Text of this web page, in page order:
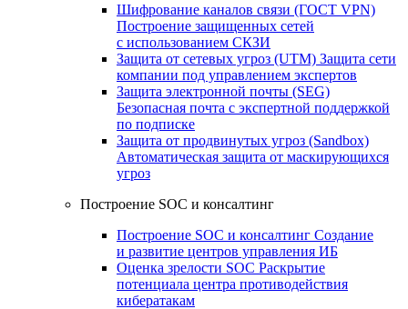
Шифрование каналов связи (ГОСТ VPN)
Построение защищенных сетей
с использованием СКЗИ
Защита от сетевых угроз (UTM) Защита сети
компании под управлением экспертов
Защита электронной почты (SEG)
Безопасная почта с экспертной поддержкой
по подписке
Защита от продвинутых угроз (Sandbox)
Автоматическая защита от маскирующихся
угроз
Построение SOC и консалтинг
Построение SOC и консалтинг Создание
и развитие центров управления ИБ
Оценка зрелости SOC Раскрытие
потенциала центра противодействия
кибератакам